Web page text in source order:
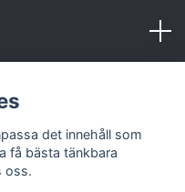
det innehåll som
få bästa tänkbara
oss.